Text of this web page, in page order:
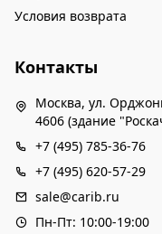
Условия возврата
Контакты
Москва, ул.
4606 (здание
+7 (495) 785-36-76
+7 (495) 620-57-29
sale@carib.ru
Пн-Пт: 10:00-19:00